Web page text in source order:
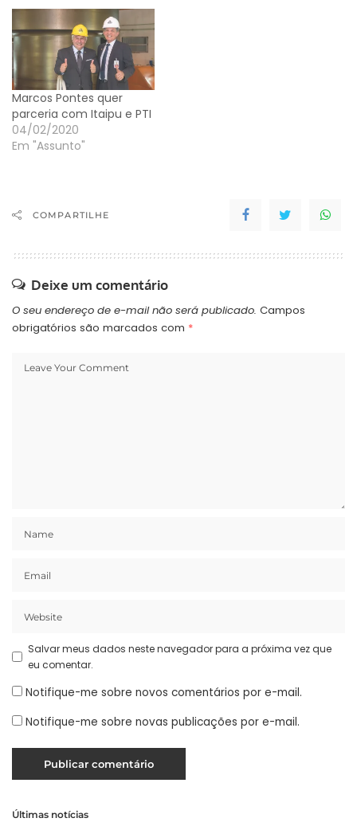
Marcos Pontes quer
parceria com Itaipu e PTI
04/02/2020
Em "Assunto"
COMPARTILHE
Deixe um comentário
O seu endereço de e-mail não será publicado. Campos
obrigatórios são marcados com *
Salvar meus dados neste navegador para a próxima vez que
eu comentar.
Notifique-me sobre novos comentários por e-mail.
Notifique-me sobre novas publicações por e-mail.
Últimas notícias